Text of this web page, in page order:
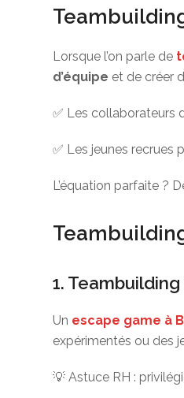
Lorsque l’on parle de
d’équipe et de créer
✅ Les collaborateurs
✅ Les jeunes recrues
L’équation parfaite ?
1.
Un escape game à
expérimentés ou des
💡 Astuce RH :